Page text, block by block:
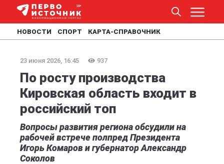
НОВОСТИ СПОРТ КАРТА-СПРАВОЧНИК
23 июня 2026, 16:45 937
По росту производства
Кировская область входит в
российский топ
Вопросы развития региона обсудили на
рабочей встрече полпред Президента
Игорь Комаров и губернатор Александр
Соколов